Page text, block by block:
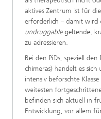
aktives Zentrum ist für
erforderlich – damit wird
undruggablegeltende,
zu adressieren.
Bei den PiDs, speziell
chimeras) handelt es
intensiv beforschte
weitesten
befinden sich aktuell in
Entwicklung, vor allem